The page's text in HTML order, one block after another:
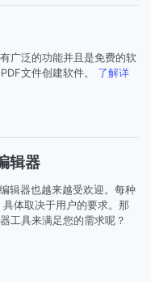
广泛的功能并且是免费的软
文件创建软件。 了解详
辑器
辑器也越来越受欢迎。每种
体取决于用户的要求。那
工具来满足您的需求呢？